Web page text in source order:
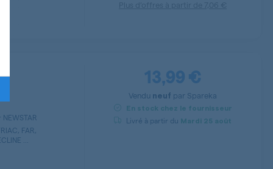
FAR,
...
13,99 €
Vendu neuf par Spareka
En stock chez le fournisseur
Livré à partir du Mardi 25 août